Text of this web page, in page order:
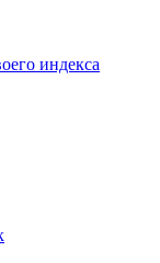
индекса